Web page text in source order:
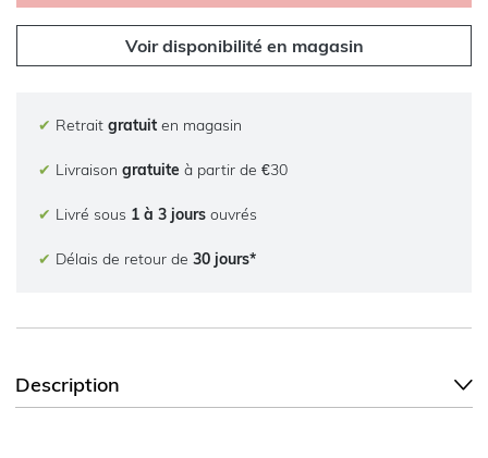
Voir disponibilité en magasin
✔ Retrait gratuit en magasin
✔ Livraison gratuite à partir de €30
✔ Livré sous 1 à 3 jours ouvrés
✔ Délais de retour de 30 jours*
Description